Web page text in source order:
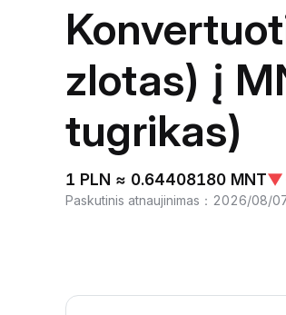
zlotas) į
tugrikas)
1 PLN ≈ 0.64408180 MNT▼
Paskutinis atnaujinimas ： 2026/08/